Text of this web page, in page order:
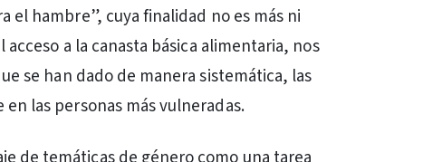
el hambre”, cuya finalidad no es más ni
a la canasta básica alimentaria, nos
se han dado de manera sistemática, las
las personas más vulneradas.